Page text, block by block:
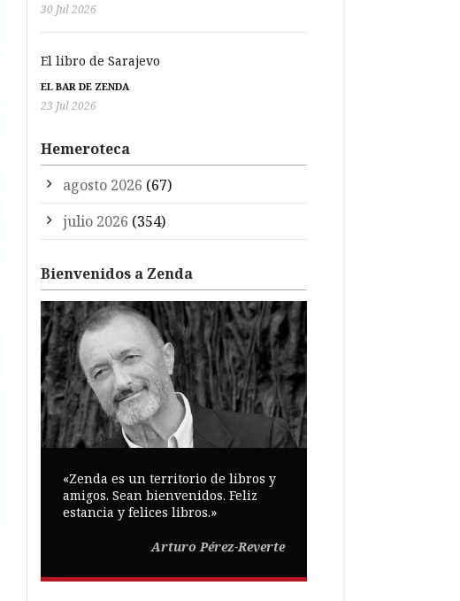
30 Jul 2026
El libro de Sarajevo
EL BAR DE ZENDA
23 Jul 2026
Hemeroteca
agosto 2026 (67)
julio 2026 (354)
Bienvenidos a Zenda
«Zenda es un territorio de libros y
amigos. Sean bienvenidos. Feliz
estancia y felices libros.»
Arturo Pérez-Reverte